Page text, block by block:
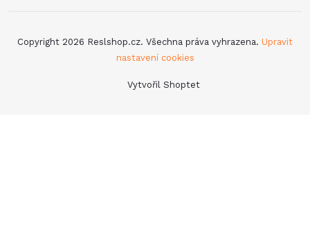
Vytvořil Shoptet
Copyright 2026 Reslshop.cz. Všechna práva vyhrazena. Upravit
nastavení cookies